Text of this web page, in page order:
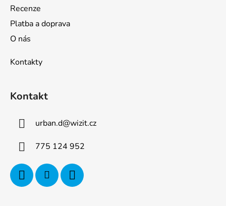
Recenze
Platba a doprava
O nás
Kontakty
Kontakt
urban.d@wizit.cz
775 124 952